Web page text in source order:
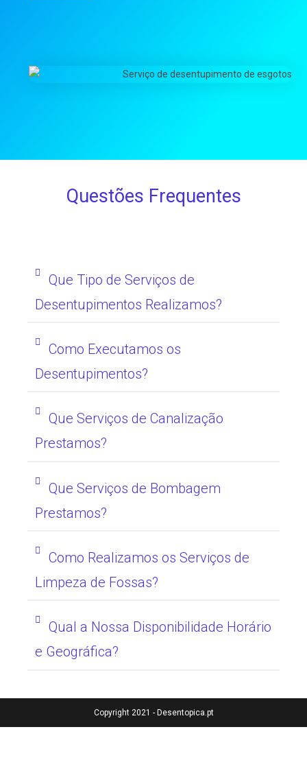
Questões Frequentes
Que Tipo de Serviços de
Desentupimentos Realizamos?
Como Executamos os
Desentupimentos?
Que Serviços de Canalização
Prestamos?
Que Serviços de Bombagem
Prestamos?
Como Realizamos os Serviços de
Limpeza de Fossas?
Qual a Nossa Disponibilidade Horário
e Geográfica?
Copyright 2021 - Desentopica.pt